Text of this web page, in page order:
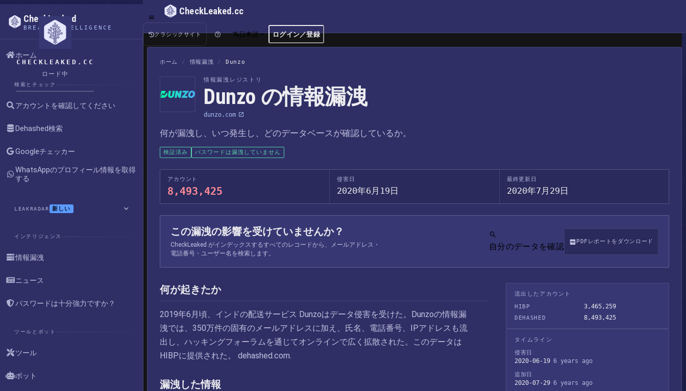
CHECKLEAKED.CC
ロード中
CheckLeaked
BREACH INTELLIGENCE
ホーム
検索とチェック
アカウントを確認してください
Dehashed検索
Googleチェッカー
WhatsAppのプロフィール情報を取得
する
LEAKRADAR 新しい
インテリジェンス
情報漏洩
ニュース
パスワードは十分強力ですか？
ツールとボット
ツール
ボット
CheckLeaked.cc
クラシックサイト 日本語 ログイン／登録
ホーム / 情報漏洩 / Dunzo
情報漏洩レジストリ
Dunzo の情報漏洩
dunzo.com
何が漏洩し、いつ発生し、どのデータベースが確認しているか。
検証済み パスワードは漏洩していません
アカウント
8,493,425
侵害日
2020年6月19日
最終更新日
2020年7月29日
この漏洩の影響を受けていませんか？
CheckLeaked がインデックスするすべてのレコードから、メールアドレス・
電話番号・ユーザー名を検索します。
自分のデータを確認
PDFレポートをダウンロード
何が起きたか
2019年6月頃、インドの配送サービス Dunzoはデータ侵害を受けた。Dunzoの情報漏
洩では、350万件の固有のメールアドレスに加え、氏名、電話番号、IPアドレスも流
出し、ハッキングフォーラムを通じてオンラインで広く拡散された。このデータは
HIBPに提供された。 dehashed.com.
漏洩した情報
流出したアカウント
HIBP
3,465,259
DEHASHED 8,493,425
タイムライン
侵害日
2020-06-19 6 years ago
追加日
2020-07-29 6 years ago